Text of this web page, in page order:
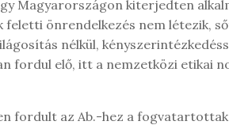
Magyarországon kiterjedten
feletti önrendelkezés nem létezik,
nélkül,
fordul elő, itt a nemzetközi etikai
fordult az Ab.-hez a